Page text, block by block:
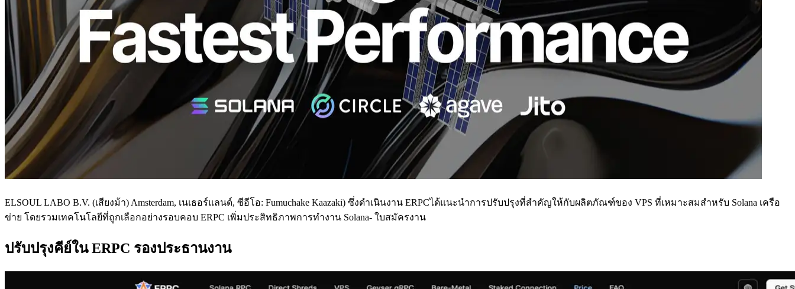
ELSOUL LABO B.V. (เสียงม้า) Amsterdam, เนเธอร์แลนด์, ซีอีโอ: Fumuchake Kaazaki) ซึ่งดําเนินงาน ERPCได้แนะนําการปรับปรุงที่สําคัญให้กับผลิตภัณฑ์ของ VPS ที่เหมาะสมสําหรับ Solana เครือ
ข่าย โดยรวมเทคโนโลยีที่ถูกเลือกอย่างรอบคอบ ERPC เพิ่มประสิทธิภาพการทํางาน Solana- ใบสมัครงาน
ปรับปรุงคีย์ใน ERPC รองประธานงาน